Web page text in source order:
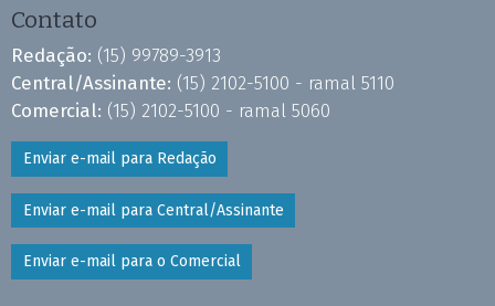
Contato
Redação: (15) 99789-3913
Central/Assinante: (15) 2102-5100 - ramal 5110
Comercial: (15) 2102-5100 - ramal 5060
Enviar e-mail para Redação
Enviar e-mail para Central/Assinante
Enviar e-mail para o Comercial